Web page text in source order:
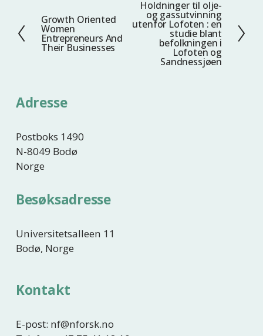
F
o
r
e
Growth Oriented
Women
Entrepreneurs And
Their Businesses
e
Holdninger til olje-
og gassutvinning
utenfor Lofoten : en
studie blant
befolkningen i
Lofoten og
Sandnessjøen
Adresse
Postboks 1490
N-8049 Bodø
Norge
Besøksadresse
Universitetsalleen 11
Bodø, Norge
Kontakt
E-post: nf@nforsk.no